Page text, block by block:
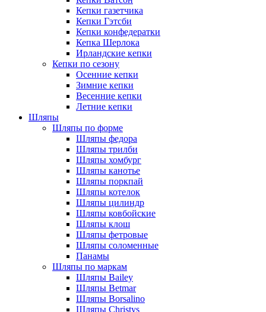
Кепки газетчика
Кепки Гэтсби
Кепки конфедератки
Кепка Шерлока
Ирландские кепки
Кепки по сезону
Осенние кепки
Зимние кепки
Весенние кепки
Летние кепки
Шляпы
Шляпы по форме
Шляпы федора
Шляпы трилби
Шляпы хомбург
Шляпы канотье
Шляпы поркпай
Шляпы котелок
Шляпы цилиндр
Шляпы ковбойские
Шляпы клош
Шляпы фетровые
Шляпы соломенные
Панамы
Шляпы по маркам
Шляпы Bailey
Шляпы Betmar
Шляпы Borsalino
Шляпы Christys